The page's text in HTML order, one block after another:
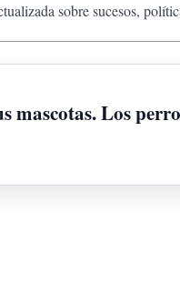
sobre sucesos,
mascotas. Los